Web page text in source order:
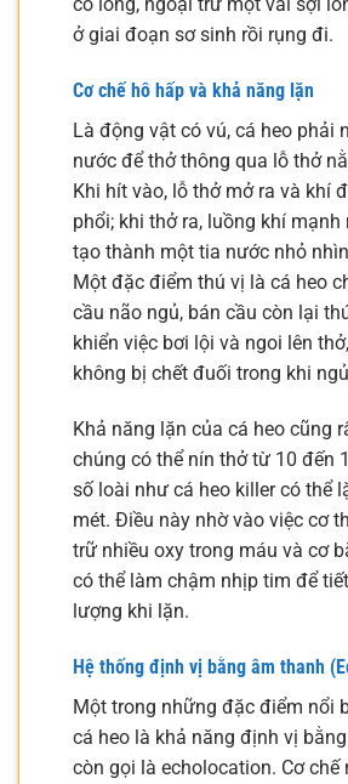
ở giai đoạn sơ sinh rồi rụng đi.
Cơ chế hô hấp và khả năng lặn
Là động vật có vú, cá heo phải
nước để thở thông qua lỗ thở
Khi hít vào, lỗ thở mở ra và khí
phổi; khi thở ra, luồng khí mạnh
tạo thành một tia nước nhỏ
Một đặc điểm thú vị là cá heo
cầu não ngủ, bán cầu còn lại
khiển việc bơi lội và ngoi lên
không bị chết đuối trong khi
Khả năng lặn của cá heo cũng
chúng có thể nín thở từ 10 đến
số loài như cá heo killer có thể
mét. Điều này nhờ vào việc cơ
trữ nhiều oxy trong máu và cơ
có thể làm chậm nhịp tim để
lượng khi lặn.
Hệ thống định vị bằng âm thanh
Một trong những đặc điểm nổi
cá heo là khả năng định vị
còn gọi là echolocation. Cơ chế